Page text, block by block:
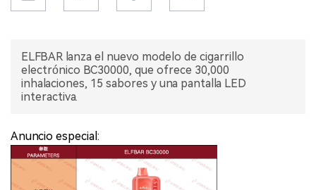
CHINA
DATOS
ENTREVISTA
ELFBAR lanza el nuevo modelo de cigarrillo
electrónico BC30000, que ofrece 30,000
inhalaciones, 15 sabores y una pantalla LED
interactiva.
Anuncio especial: